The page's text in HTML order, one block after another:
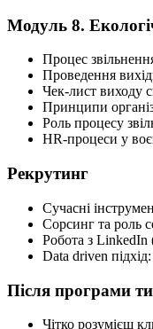
Модуль 8.
Процес
Проведення
Чек-лист виходу
Принципи
Роль процесу
HR-процеси у
Рекрутинг
Сучасні
Сорсинг та роль
Робота з LinkedIn
Data driven
Після програми
Чітко розумієш